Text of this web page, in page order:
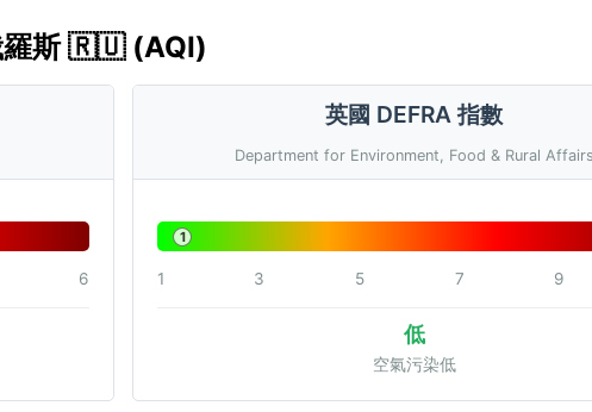
羅斯 🇷🇺 (AQI)
6
英國 DEFRA 指數
Department for Environment, Food & Rural
1
1 3 5 7 9
低
空氣污染低